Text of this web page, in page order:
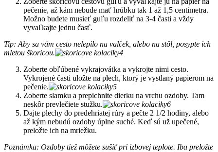
pečenie, až kám nebude mať hrúbku tak 1 až 1,5 centimetra.
Možno budete musieť guľu rozdeliť na 3-4 časti a vždy
vyvaľkajte jednu časť.
Tip: Aby sa vám cesto nelepilo na valček, alebo na stôl, posypte ich
mletou škoricou.
Zoberte obľúbené vykrajovátka a vykrojte nimi cesto.
Vykrojené časti uložte na plech, ktorý je vystlaný papierom na
pečenie.
Zoberte slamku a prepichnite dierku na vrchu ozdoby. Tam
neskôr prevlečiete stužku.
Dajte plechy do predehriatej rúry a pečte 2 1/2 hodiny, alebo
až kým nebudú ozdoby úplne suché. Keď sú už upečené,
preložte ich na mriežku.
Poznámka: Ozdoby tiež môžete sušiť pri izbovej teplote. Iba preložte